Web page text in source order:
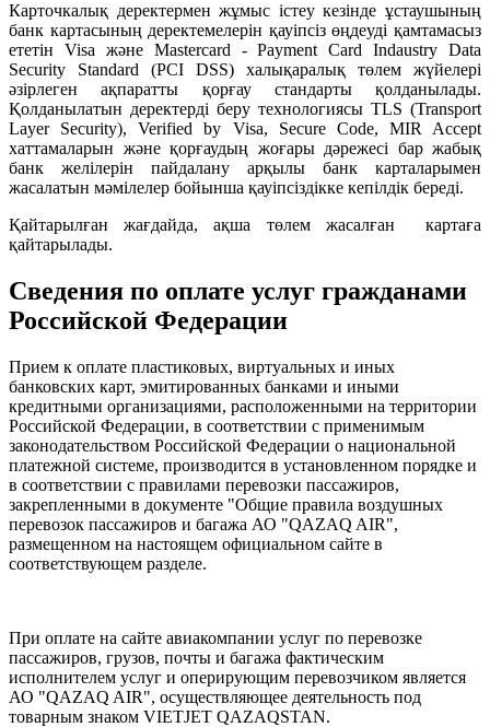
Карточкалық деректермен жұмыс істеу кезінде ұстаушының
банк картасының деректемелерін қауіпсіз өңдеуді қамтамасыз
ететін Visa және Мastercard - Payment Сard Indaustry Data
Security Standard (PCI DSS) халықаралық төлем жүйелері
әзірлеген ақпаратты қорғау стандарты қолданылады.
Қолданылатын деректерді беру технологиясы TLS (Transport
Layer Security), Verified by Visa, Secure Code, MIR Accept
хаттамаларын және қорғаудың жоғары дәрежесі бар жабық
банк желілерін пайдалану арқылы банк карталарымен
жасалатын мәмілелер бойынша қауіпсіздікке кепілдік береді.
Қайтарылған жағдайда, ақша төлем жасалған картаға
қайтарылады.
Сведения по оплате услуг гражданами
Российской Федерации
Прием к оплате пластиковых, виртуальных и иных
банковских карт, эмитированных банками и иными
кредитными организациями, расположенными на территории
Российской Федерации, в соответствии с применимым
законодательством Российской Федерации о национальной
платежной системе, производится в установленном порядке и
в соответствии с правилами перевозки пассажиров,
закрепленными в документе "Общие правила воздушных
перевозок пассажиров и багажа АО "QAZAQ AIR",
размещенном на настоящем официальном сайте в
соответствующем разделе.
При оплате на сайте авиакомпании услуг по перевозке
пассажиров, грузов, почты и багажа фактическим
исполнителем услуг и оперирующим перевозчиком является
АО "QAZAQ AIR", осуществляющее деятельность под
товарным знаком VIETJET QAZAQSTAN.